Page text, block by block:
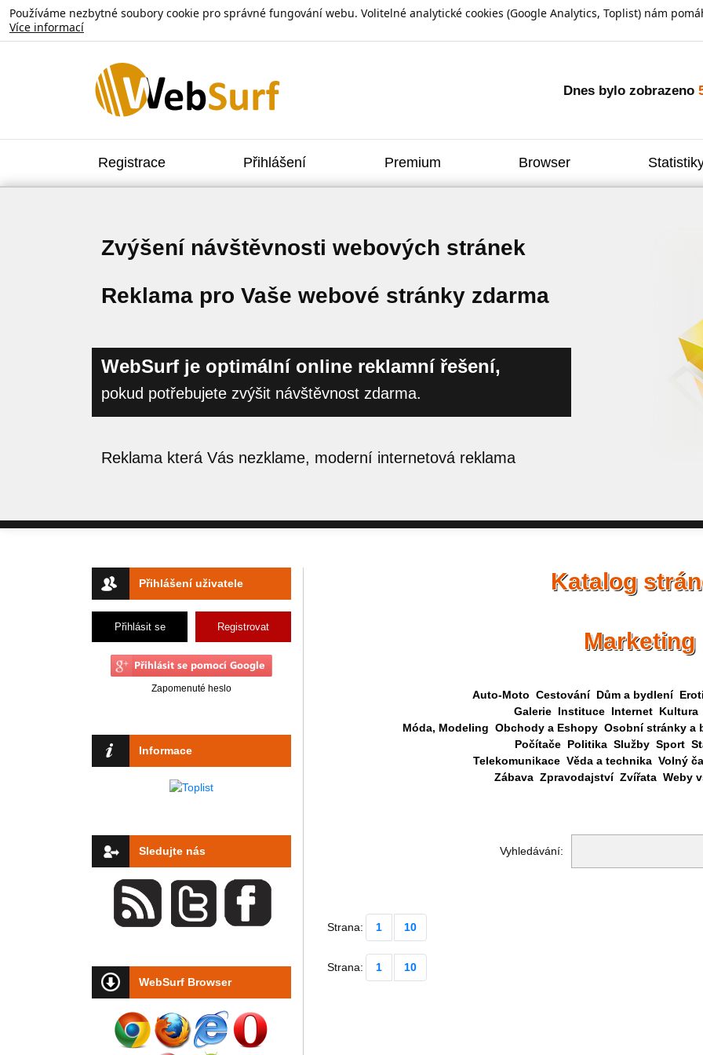
Používáme nezbytné soubory cookie pro správné fungování webu. Volitelné analytické cookies (Google Analytics, Toplist) nám
Více informací
Dnes bylo zobrazeno
Registrace Přihlášení Premium Browser
Zvýšení návštěvnosti webových stránek
Reklama pro Vaše webové stránky zdarma
WebSurf je optimální online reklamní řešení,
pokud potřebujete zvýšit návštěvnost zdarma.
Reklama která Vás nezklame, moderní internetová reklama
Přihlášení uživatele
Přihlásit se Registrovat
Zapomenuté heslo
Informace
Sledujte nás
WebSurf Browser
Katalog
Marketing
Auto-Moto Cestování Dům a bydlení
Galerie Instituce Internet Kultura
Móda, Modeling Obchody a Eshopy Osobní stránky a
Počítače Politika Služby Sport
Telekomunikace Věda a technika Volný
Zábava Zpravodajství Zvířata Weby
Vyhledávání:
Strana: 1 10
Strana: 1 10